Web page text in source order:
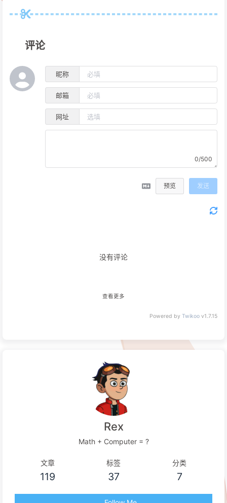
评论
昵称
邮箱
网址
0/500
预览 发送
没有评论
查看更多
Powered by Twikoo v1.7.15
Rex
Math + Computer = ?
文章
119
标签
37
分类
7